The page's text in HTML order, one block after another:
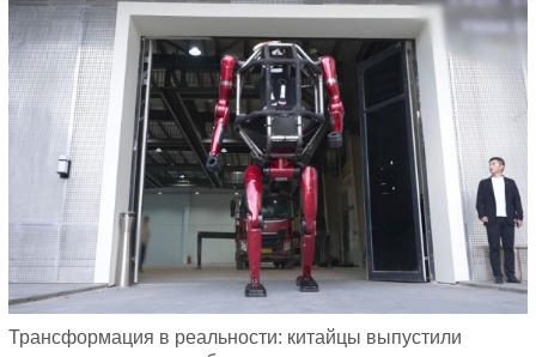
Трансформация в реальности: китайцы выпустили